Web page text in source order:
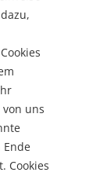
uns
Ende
Cookies